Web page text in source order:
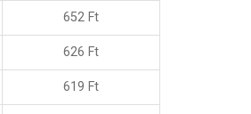
652 Ft
626 Ft
619 Ft